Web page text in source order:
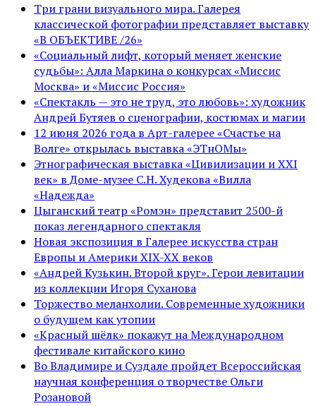
Три грани визуального мира. Галерея
классической фотографии представляет выставку
«В ОБЪЕКТИВЕ /26»
«Социальный лифт, который меняет женские
судьбы»: Алла Маркина о конкурсах «Миссис
Москва» и «Миссис Россия»
«Спектакль — это не труд, это любовь»: художник
Андрей Бутяев о сценографии, костюмах и магии
12 июня 2026 года в Арт-галерее «Счастье на
Волге» открылась выставка «ЭТнОМы»
Этнографическая выставка «Цивилизации и ХХI
век» в Доме-музее С.Н. Худекова «Вилла
«Надежда»
Цыганский театр «Ромэн» представит 2500-й
показ легендарного спектакля
Новая экспозиция в Галерее искусства стран
Европы и Америки XIX-XX веков
«Андрей Кузькин. Второй круг». Герои левитации
из коллекции Игоря Суханова
Торжество меланхолии. Современные художники
о будущем как утопии
«Красный шёлк» покажут на Международном
фестивале китайского кино
Во Владимире и Суздале пройдет Всероссийская
научная конференция о творчестве Ольги
Розановой